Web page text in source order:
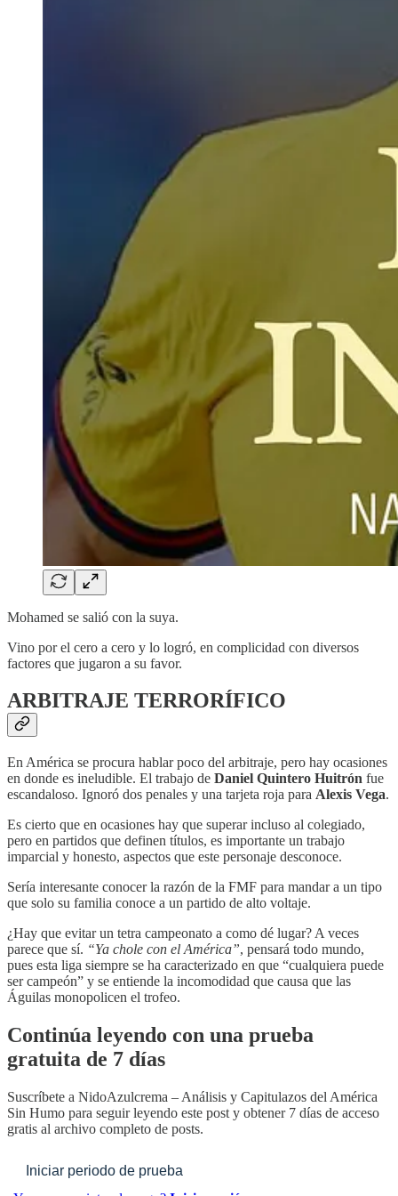
Mohamed se salió con la suya.
Vino por el cero a cero y lo logró, en complicidad con diversos
factores que jugaron a su favor.
ARBITRAJE TERRORÍFICO
En América se procura hablar poco del arbitraje, pero hay ocasiones
en donde es ineludible. El trabajo de Daniel Quintero Huitrón fue
escandaloso. Ignoró dos penales y una tarjeta roja para Alexis Vega.
Es cierto que en ocasiones hay que superar incluso al colegiado,
pero en partidos que definen títulos, es importante un trabajo
imparcial y honesto, aspectos que este personaje desconoce.
Sería interesante conocer la razón de la FMF para mandar a un tipo
que solo su familia conoce a un partido de alto voltaje.
¿Hay que evitar un tetra campeonato a como dé lugar? A veces
parece que sí. “Ya chole con el América”, pensará todo mundo,
pues esta liga siempre se ha caracterizado en que “cualquiera puede
ser campeón” y se entiende la incomodidad que causa que las
Águilas monopolicen el trofeo.
Continúa leyendo con una prueba
gratuita de 7 días
Suscríbete a NidoAzulcrema – Análisis y Capitulazos del América
Sin Humo para seguir leyendo este post y obtener 7 días de acceso
gratis al archivo completo de posts.
Iniciar periodo de prueba